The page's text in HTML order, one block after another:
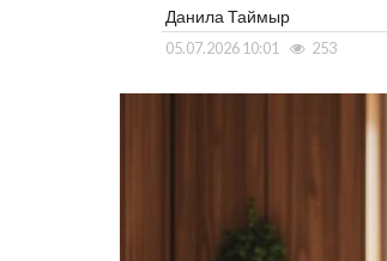
Данила Таймыр
05.07.2026 10:01 253